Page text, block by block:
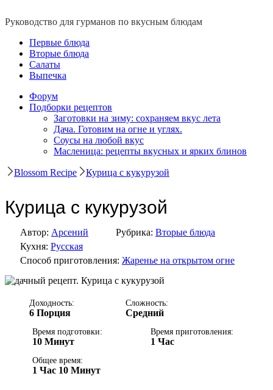
Руководство для гурманов по вкусным блюдам
Первые блюда
Вторые блюда
Салаты
Выпечка
Форум
Подборки рецептов
Заготовки на зиму: сохраняем вкус лета
Дача. Готовим на огне и углях.
Соусы на любой вкус
Масленица: рецепты вкусных и ярких блинов
Blossom Recipe Курица с кукурузой
Курица с кукурузой
Автор: Арсений Рубрика: Вторые блюда
Кухня: Русская
Способ приготовления: Жаренье на открытом огне
Доходность:
6 Порция
Сложность:
Средний
Время подготовки:
10 Минут
Время приготовления:
1 Час
Общее время:
1 Час 10 Минут